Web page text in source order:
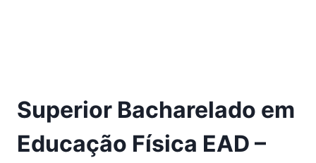
Superior Bacharelado em
Educação Física EAD –